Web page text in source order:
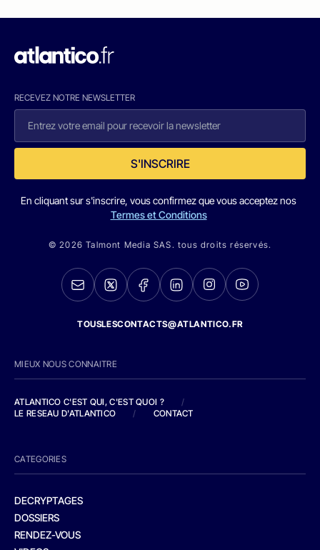
RECEVEZ NOTRE NEWSLETTER
S'INSCRIRE
En cliquant sur s'inscrire, vous confirmez que vous acceptez nos
Termes et Conditions
© 2026 Talmont Media SAS. tous droits réservés.
TOUSLESCONTACTS@ATLANTICO.FR
MIEUX NOUS CONNAITRE
ATLANTICO C'EST QUI, C'EST QUOI ?
/
LE RESEAU D'ATLANTICO
/ CONTACT
CATEGORIES
DECRYPTAGES
DOSSIERS
RENDEZ-VOUS